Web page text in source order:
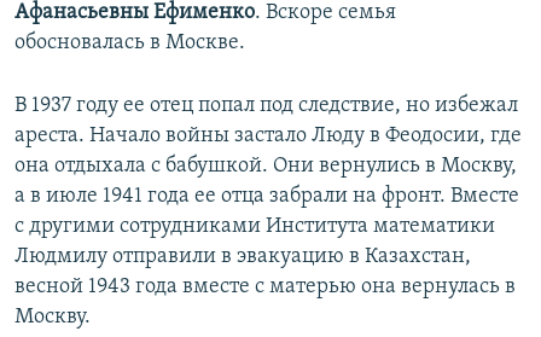
Афанасьевны Ефименко. Вскоре семья
обосновалась в Москве.
В 1937 году ее отец попал под следствие, но избежал
ареста. Начало войны застало Люду в Феодосии, где
она отдыхала с бабушкой. Они вернулись в Москву,
а в июле 1941 года ее отца забрали на фронт. Вместе
с другими сотрудниками Института математики
Людмилу отправили в эвакуацию в Казахстан,
весной 1943 года вместе с матерью она вернулась в
Москву.